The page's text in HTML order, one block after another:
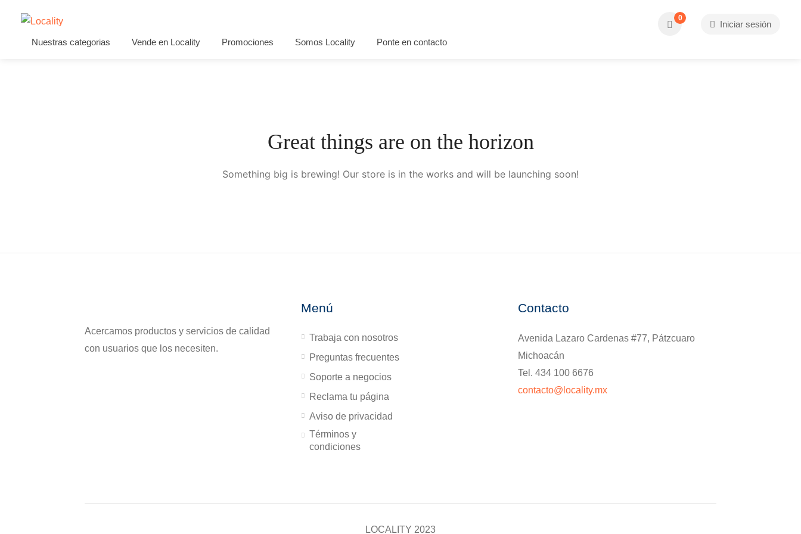
Nuestras categorias Vende en Locality Promociones Somos Locality Ponte en contacto
0
Iniciar sesión
Great things are on the horizon
Something big is brewing! Our store is in the works and will be launching soon!
Acercamos productos y servicios de calidad
con usuarios que los necesiten.
Menú
Trabaja con nosotros
Preguntas frecuentes
Soporte a negocios
Reclama tu página
Aviso de privacidad
Términos y
condiciones
Contacto
Avenida Lazaro Cardenas #77, Pátzcuaro
Michoacán
Tel. 434 100 6676
contacto@locality.mx
LOCALITY 2023